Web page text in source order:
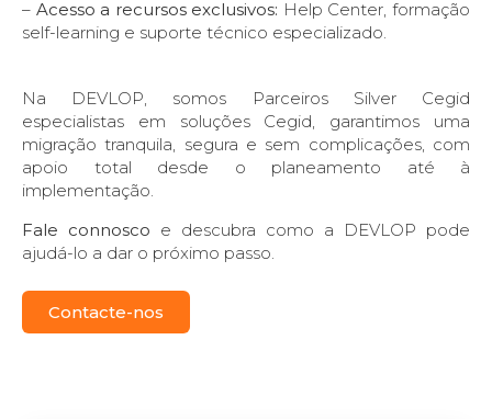
– Acesso a recursos exclusivos: Help Center, formação
self-learning e suporte técnico especializado.
Na DEVLOP, somos Parceiros Silver Cegid
especialistas em soluções Cegid, garantimos uma
migração tranquila, segura e sem complicações, com
apoio total desde o planeamento até à
implementação.
Fale connosco e descubra como a DEVLOP pode
ajudá-lo a dar o próximo passo.
Contacte-nos